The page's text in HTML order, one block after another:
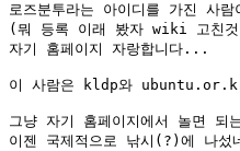
로즈분투라는 아이디를 가진 사
(뭐 등록 이래 봤자 wiki 고친것
자기 홈페이지 자랑합니다...
이 사람은 kldp와
그냥 자기 홈페이지에서 놀면 되
이젠 국제적으로 낚시(?)에 나